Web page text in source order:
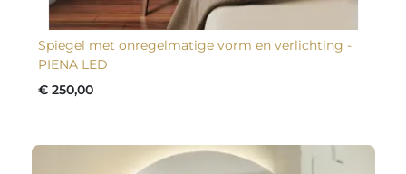
Spiegel met onregelmatige vorm en verlichting -
PIENA LED
€ 250,00